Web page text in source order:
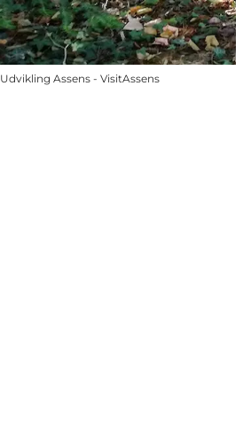
Udvikling Assens - VisitAssens